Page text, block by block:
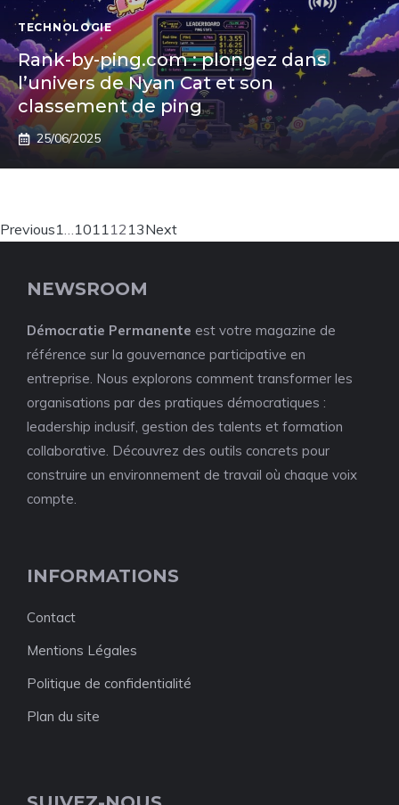
TECHNOLOGIE
Rank-by-ping.com : plongez dans
l’univers de Nyan Cat et son
classement de ping
25/06/2025
Previous1…101112 13Next
NEWSROOM
Démocratie Permanente est votre magazine de
référence sur la gouvernance participative en
entreprise. Nous explorons comment transformer les
organisations par des pratiques démocratiques :
leadership inclusif, gestion des talents et formation
collaborative. Découvrez des outils concrets pour
construire un environnement de travail où chaque voix
compte.
INFORMATIONS
Contact
Mentions Légales
Politique de confidentialité
Plan du site